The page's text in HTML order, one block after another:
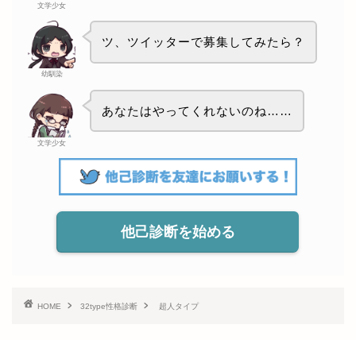
文学少女
幼馴染
ツ、ツイッターで募集してみたら？
文学少女
あなたはやってくれないのね……
他己診断を始める
HOME 32type性格診断 超人タイプ